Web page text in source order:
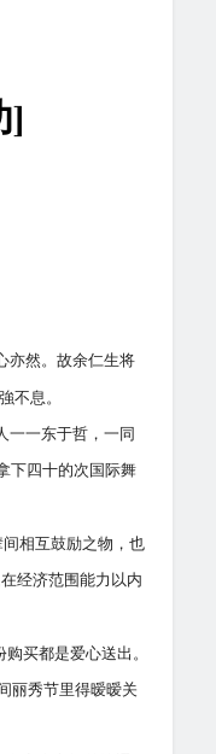
]
亦然。故余仁生将
不息。
一一东于哲，一同
下四十的次国际舞
相互鼓励之物，也
经济范围能力以内
购买都是爱心送出。
丽秀节里得暧暧关